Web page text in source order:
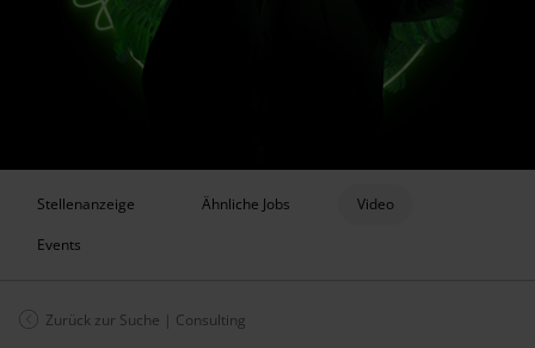
Stellenanzeige Ähnliche Jobs
Video
Events
Zurück zur Suche | Consulting